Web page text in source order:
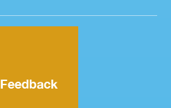
Feedback